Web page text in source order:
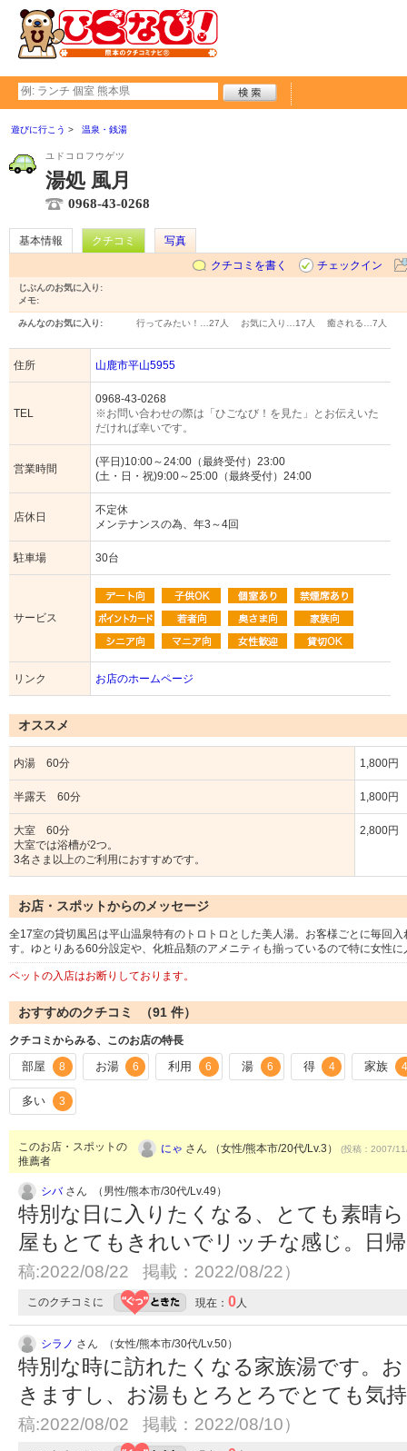
遊びに行こう 温泉・銭湯
ユドコロフウゲツ
湯処 風月
0968-43-0268
基本情報 クチコミ
写真
クチコミを書く
チェックイン
じぶんのお気に入り:
メモ:
みんなのお気に入り: 行ってみたい！… 27人 お気に入り… 17人 癒される… 7人
住所 山鹿市平山5955
TEL
0968-43-0268
※お問い合わせの際は「ひごなび！を見た」とお伝えいた
だければ幸いです。
営業時間
(平日)10:00～24:00（最終受付）23:00
(土・日・祝)9:00～25:00（最終受付）24:00
店休日
不定休
メンテナンスの為、年3～4回
駐車場 30台
サービス
リンク お店のホームページ
オススメ
内湯 60分 1,800円
半露天 60分 1,800円
大室 60分
大室では浴槽が2つ。
3名さま以上のご利用におすすめです。
2,800円
お店・スポットからのメッセージ
全17室の貸切風呂は平山温泉特有のトロトロとした美人湯。お客様ごとに毎回
す。ゆとりある60分設定や、化粧品類のアメニティも揃っているので特に女性
ペットの入店はお断りしております。
おすすめのクチコミ （91 件）
クチコミからみる、このお店の特長
部屋 8 お湯 6 利用 6 湯 6 得 4 家族
多い 3
このお店・スポットの
推薦者
にゃ さん （女性/熊本市/20代/Lv.3） (投稿：2007/
シバさん （男性/熊本市/30代/Lv.49）
特別な日に入りたくなる、とても素晴
屋もとてもきれいでリッチな感じ。日
稿:2022/08/22 掲載：2022/08/22）
このクチコミに 現在： 0人
シラノ さん （女性/熊本市/30代/Lv.50）
特別な時に訪れたくなる家族湯です。
きますし、お湯もとろとろでとても気
稿:2022/08/02 掲載：2022/08/10）